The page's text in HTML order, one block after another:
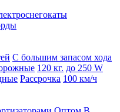
С большим запасом хода
120 кг. до 250 W
Рассрочка 100 км/ч